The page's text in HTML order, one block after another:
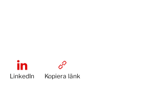
LinkedIn Kopiera länk